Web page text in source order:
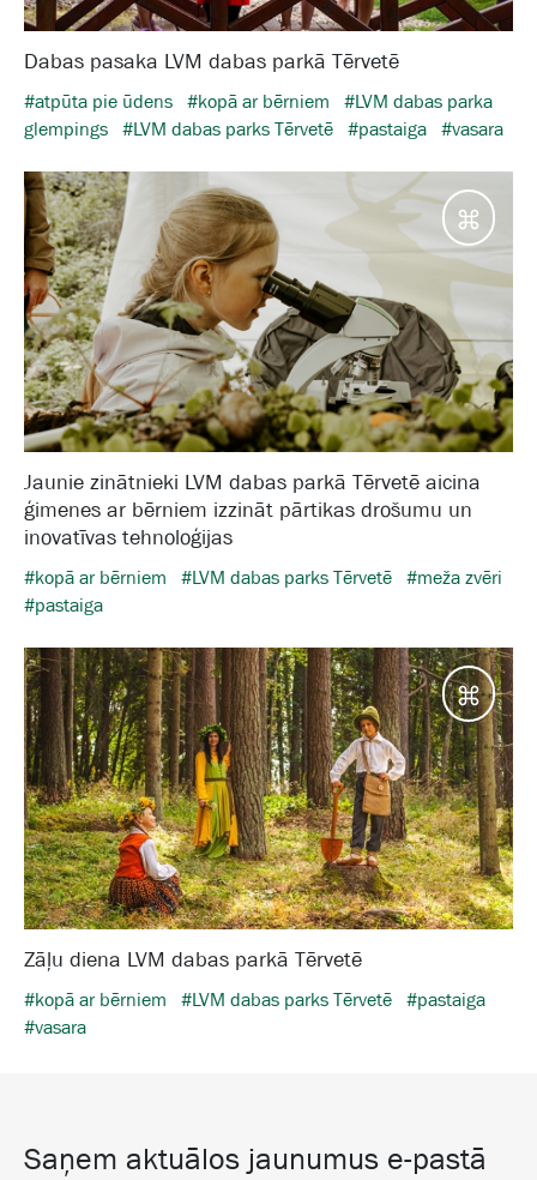
Dabas pasaka LVM dabas parkā Tērvetē
#atpūta pie ūdens #kopā ar bērniem
#LVM dabas parka
glempings #LVM dabas parks Tērvetē #pastaiga #vasara
Jaunie zinātnieki LVM dabas parkā Tērvetē aicina
ģimenes ar bērniem izzināt pārtikas drošumu un
inovatīvas tehnoloģijas
#kopā ar bērniem #LVM dabas parks Tērvetē #meža zvēri
#pastaiga
Zāļu diena LVM dabas parkā Tērvetē
#kopā ar bērniem #LVM dabas parks Tērvetē #pastaiga
#vasara
Saņem aktuālos jaunumus e-pastā